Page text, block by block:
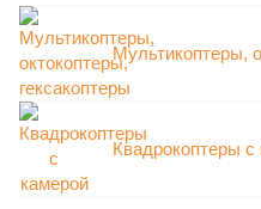
Мультикоптеры,
Квадрокоптеры с